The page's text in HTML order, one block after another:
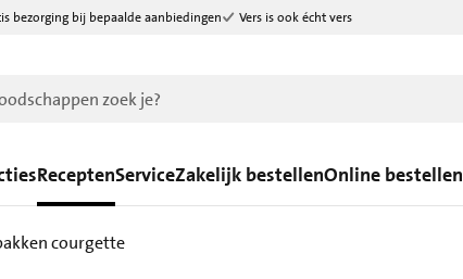
bezorging bij bepaalde aanbiedingen Vers is ook écht vers
ReceptenServiceZakelijk bestellenOnline bestellen
courgette